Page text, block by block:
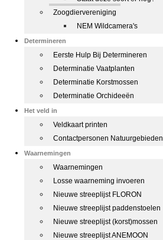
Zoogdiervereniging
NEM Wildcamera's
Determineren
Eerste Hulp Bij Determineren
Determinatie Vaatplanten
Determinatie Korstmossen
Determinatie Orchideeën
Het veld in
Veldkaart printen
Contactpersonen Natuurgebieden
Waarnemingen
Waarnemingen
Losse waarneming invoeren
Nieuwe streeplijst FLORON
Nieuwe streeplijst paddenstoelen
Nieuwe streeplijst (korst)mossen
Nieuwe streeplijst ANEMOON